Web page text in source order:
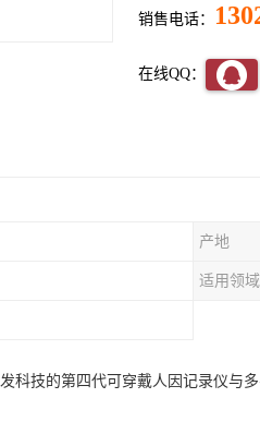
销售电话：
在线QQ：
产地
适用领域
科技的第四代可穿戴人因记录仪与